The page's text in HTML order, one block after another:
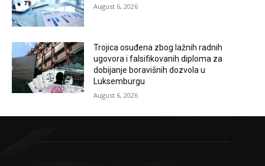
August 6, 2026
Trojica osuđena zbog lažnih radnih
ugovora i falsifikovanih diploma za
dobijanje boravišnih dozvola u
Luksemburgu
August 6, 2026